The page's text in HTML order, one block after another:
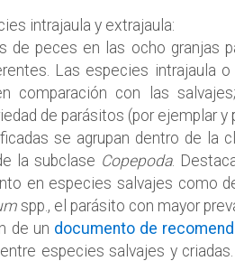
intrajaula y extrajaula:
de peces en las ocho granjas
Las especies intrajaula
comparación con las
de parásitos (por ejemplar y
se agrupan dentro de la
la subclase Copepoda.
en especies salvajes como
spp., el parásito con mayor
de un documento de
especies salvajes y